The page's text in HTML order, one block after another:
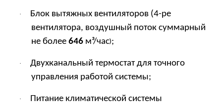
·
Блок вытяжных вентиляторов (4-ре
вентилятора, воздушный поток суммарный
не более 646 м³/час);
·
Двухканальный термостат для точного
управления работой системы;
·
Питание климатической системы